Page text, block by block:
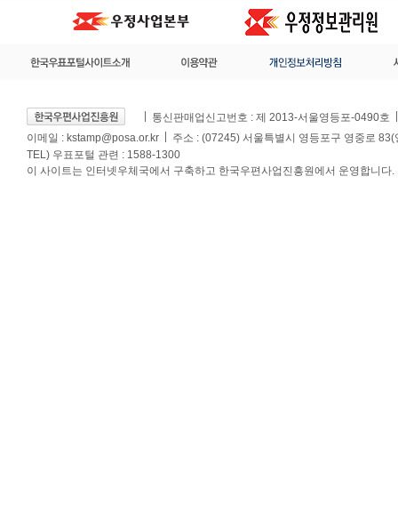
통신판매업신고번호 : 제 2013-서울영등포-0490호
이메일 : kstamp@posa.or.kr
주소 : (07245) 서울특별시 영등포구 영중로
TEL) 우표포털 관련 : 1588-1300
이 사이트는 인터넷우체국에서 구축하고 한국우편사업진흥원에서 운영합니다.